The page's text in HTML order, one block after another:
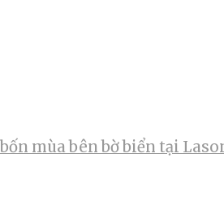
mùa bên bờ biển tại